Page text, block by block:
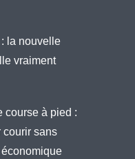
la nouvelle
vraiment
course à pied :
courir sans